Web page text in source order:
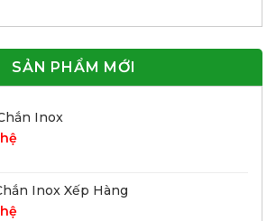
SẢN PHẨM MỚI
Inox
Inox Xếp Hàng